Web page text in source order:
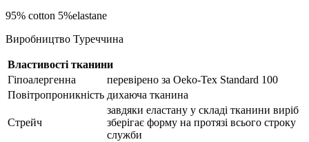
95% cotton 5%elastane
Виробництво Туреччина
Властивості тканини
Гіпоалергенна
перевірено за Oeko-Tex Standard 100
Повітропроникність дихаюча тканина
Стрейч
завдяки еластану у складі тканини виріб
зберігає форму на протязі всього строку
служби